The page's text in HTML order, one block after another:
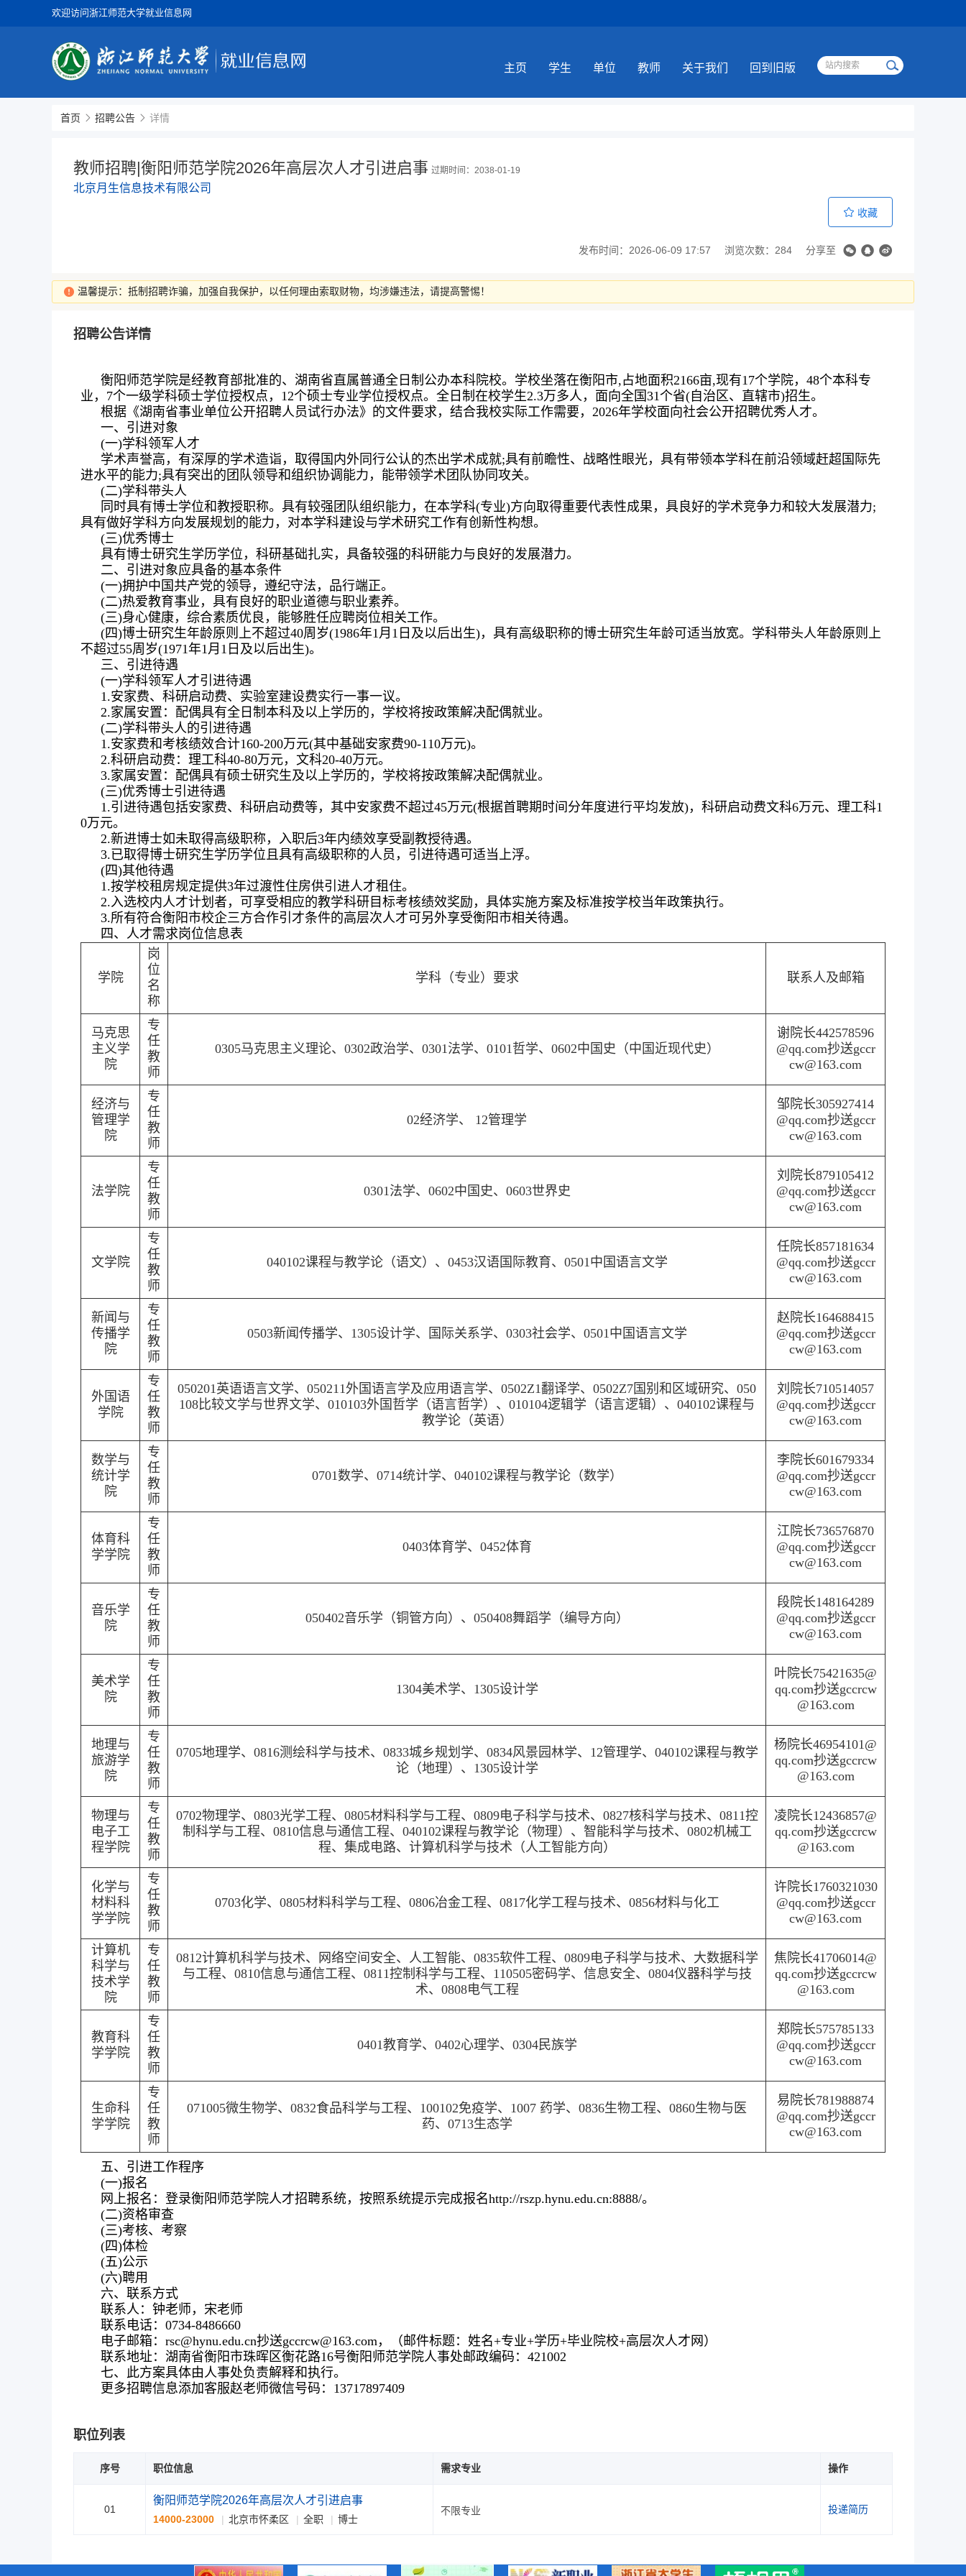
欢迎访问浙江师范大学就业信息网
主页 学生 单位 教师 关于我们 回到旧版
首页 招聘公告 详情
教师招聘|衡阳师范学院2026年高层次人才引进启事
北京月生信息技术有限公司
过期时间：2038-01-19
收藏
发布时间：2026-06-09 17:57 浏览次数：284 分享至
温馨提示：抵制招聘诈骗，加强自我保护，以任何理由索取财物，均涉嫌违法，请提高警惕！
招聘公告详情
衡阳师范学院是经教育部批准的、湖南省直属普通全日制公办本科院校。学校坐落在衡阳市,占地面积2166亩,现有17个学院，48个本科专
业，7个一级学科硕士学位授权点，12个硕士专业学位授权点。全日制在校学生2.3万多人，面向全国31个省(自治区、直辖市)招生。
根据《湖南省事业单位公开招聘人员试行办法》的文件要求，结合我校实际工作需要，2026年学校面向社会公开招聘优秀人才。
一、引进对象
(一)学科领军人才
学术声誉高，有深厚的学术造诣，取得国内外同行公认的杰出学术成就;具有前瞻性、战略性眼光，具有带领本学科在前沿领域赶超国际先
进水平的能力;具有突出的团队领导和组织协调能力，能带领学术团队协同攻关。
(二)学科带头人
同时具有博士学位和教授职称。具有较强团队组织能力，在本学科(专业)方向取得重要代表性成果，具良好的学术竞争力和较大发展潜力;
具有做好学科方向发展规划的能力，对本学科建设与学术研究工作有创新性构想。
(三)优秀博士
具有博士研究生学历学位，科研基础扎实，具备较强的科研能力与良好的发展潜力。
二、引进对象应具备的基本条件
(一)拥护中国共产党的领导，遵纪守法，品行端正。
(二)热爱教育事业，具有良好的职业道德与职业素养。
(三)身心健康，综合素质优良，能够胜任应聘岗位相关工作。
(四)博士研究生年龄原则上不超过40周岁(1986年1月1日及以后出生)，具有高级职称的博士研究生年龄可适当放宽。学科带头人年龄原则上
不超过55周岁(1971年1月1日及以后出生)。
三、引进待遇
(一)学科领军人才引进待遇
1.安家费、科研启动费、实验室建设费实行一事一议。
2.家属安置：配偶具有全日制本科及以上学历的，学校将按政策解决配偶就业。
(二)学科带头人的引进待遇
1.安家费和考核绩效合计160-200万元(其中基础安家费90-110万元)。
2.科研启动费：理工科40-80万元，文科20-40万元。
3.家属安置：配偶具有硕士研究生及以上学历的，学校将按政策解决配偶就业。
(三)优秀博士引进待遇
1.引进待遇包括安家费、科研启动费等，其中安家费不超过45万元(根据首聘期时间分年度进行平均发放)，科研启动费文科6万元、理工科1
0万元。
2.新进博士如未取得高级职称，入职后3年内绩效享受副教授待遇。
3.已取得博士研究生学历学位且具有高级职称的人员，引进待遇可适当上浮。
(四)其他待遇
1.按学校租房规定提供3年过渡性住房供引进人才租住。
2.入选校内人才计划者，可享受相应的教学科研目标考核绩效奖励，具体实施方案及标准按学校当年政策执行。
3.所有符合衡阳市校企三方合作引才条件的高层次人才可另外享受衡阳市相关待遇。
四、人才需求岗位信息表
学院
岗
位
名
称
学科（专业）要求 联系人及邮箱
马克思
主义学
院
专
任
教
师
0305马克思主义理论、0302政治学、0301法学、0101哲学、0602中国史（中国近现代史）
谢院长442578596
@qq.com抄送gccr
cw@163.com
经济与
管理学
院
专
任
教
师
02经济学、 12管理学
邹院长305927414
@qq.com抄送gccr
cw@163.com
法学院
专
任
教
师
0301法学、0602中国史、0603世界史
刘院长879105412
@qq.com抄送gccr
cw@163.com
文学院
专
任
教
师
040102课程与教学论（语文）、0453汉语国际教育、0501中国语言文学
任院长857181634
@qq.com抄送gccr
cw@163.com
新闻与
传播学
院
专
任
教
师
0503新闻传播学、1305设计学、国际关系学、0303社会学、0501中国语言文学
赵院长164688415
@qq.com抄送gccr
cw@163.com
外国语
学院
专
任
教
师
050201英语语言文学、050211外国语言学及应用语言学、0502Z1翻译学、0502Z7国别和区域研究、050
108比较文学与世界文学、010103外国哲学（语言哲学）、010104逻辑学（语言逻辑）、040102课程与
教学论（英语）
刘院长710514057
@qq.com抄送gccr
cw@163.com
数学与
统计学
院
专
任
教
师
0701数学、0714统计学、040102课程与教学论（数学）
李院长601679334
@qq.com抄送gccr
cw@163.com
体育科
学学院
专
任
教
师
0403体育学、0452体育
江院长736576870
@qq.com抄送gccr
cw@163.com
音乐学
院
专
任
教
师
050402音乐学（铜管方向）、050408舞蹈学（编导方向）
段院长148164289
@qq.com抄送gccr
cw@163.com
美术学
院
专
任
教
师
1304美术学、1305设计学
叶院长75421635@
qq.com抄送gccrcw
@163.com
地理与
旅游学
院
专
任
教
师
0705地理学、0816测绘科学与技术、0833城乡规划学、0834风景园林学、12管理学、040102课程与教学
论（地理）、1305设计学
杨院长46954101@
qq.com抄送gccrcw
@163.com
物理与
电子工
程学院
专
任
教
师
0702物理学、0803光学工程、0805材料科学与工程、0809电子科学与技术、0827核科学与技术、0811控
制科学与工程、0810信息与通信工程、040102课程与教学论（物理）、智能科学与技术、0802机械工
程、集成电路、计算机科学与技术（人工智能方向）
凌院长12436857@
qq.com抄送gccrcw
@163.com
化学与
材料科
学学院
专
任
教
师
0703化学、0805材料科学与工程、0806冶金工程、0817化学工程与技术、0856材料与化工
许院长1760321030
@qq.com抄送gccr
cw@163.com
计算机
科学与
技术学
院
专
任
教
师
0812计算机科学与技术、网络空间安全、人工智能、0835软件工程、0809电子科学与技术、大数据科学
与工程、0810信息与通信工程、0811控制科学与工程、110505密码学、信息安全、0804仪器科学与技
术、0808电气工程
焦院长41706014@
qq.com抄送gccrcw
@163.com
教育科
学学院
专
任
教
师
0401教育学、0402心理学、0304民族学
郑院长575785133
@qq.com抄送gccr
cw@163.com
生命科
学学院
专
任
教
师
071005微生物学、0832食品科学与工程、100102免疫学、1007 药学、0836生物工程、0860生物与医
药、0713生态学
易院长781988874
@qq.com抄送gccr
cw@163.com
五、引进工作程序
(一)报名
网上报名：登录衡阳师范学院人才招聘系统，按照系统提示完成报名http://rszp.hynu.edu.cn:8888/。
(二)资格审查
(三)考核、考察
(四)体检
(五)公示
(六)聘用
六、联系方式
联系人：钟老师，宋老师
联系电话：0734-8486660
电子邮箱：rsc@hynu.edu.cn抄送gccrcw@163.com，（邮件标题：姓名+专业+学历+毕业院校+高层次人才网）
联系地址：湖南省衡阳市珠晖区衡花路16号衡阳师范学院人事处邮政编码：421002
七、此方案具体由人事处负责解释和执行。
更多招聘信息添加客服赵老师微信号码：13717897409
职位列表
序号 职位信息 需求专业 操作
01
衡阳师范学院2026年高层次人才引进启事
14000-23000 北京市怀柔区 全职 博士
不限专业 投递简历